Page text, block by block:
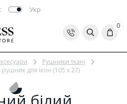
Укр
0
Рушники ткані
рушник для ікон (105 х 27)